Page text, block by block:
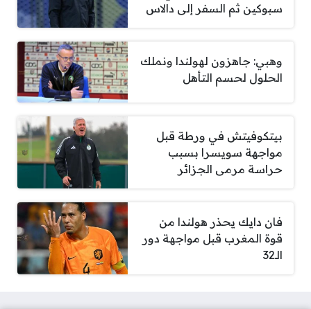
سبوكين ثم السفر إلى دالاس
وهبي: جاهزون لهولندا ونملك
الحلول لحسم التأهل
بيتكوفيتش في ورطة قبل
مواجهة سويسرا بسبب
حراسة مرمى الجزائر
فان دايك يحذر هولندا من
قوة المغرب قبل مواجهة دور
الـ32